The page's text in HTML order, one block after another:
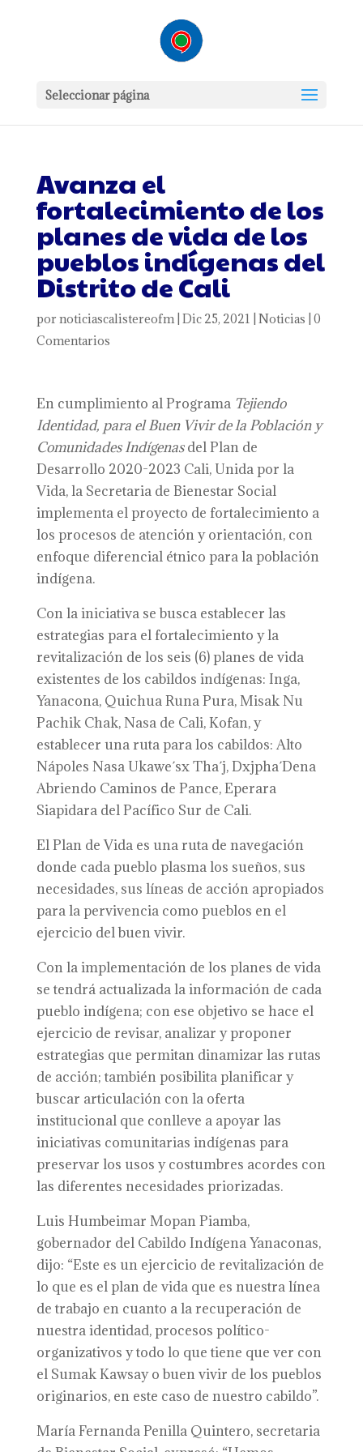
Seleccionar página
Avanza el
fortalecimiento de los
planes de vida de los
pueblos indígenas del
Distrito de Cali
por noticiascalistereofm| Dic 25, 2021 Noticias 0
Comentarios
En cumplimiento al Programa Tejiendo
Identidad, para el Buen Vivir de la Población y
Comunidades Indígenasdel Plan de
Desarrollo 2020-2023 Cali, Unida por la
Vida, la Secretaria de Bienestar Social
implementa el proyecto de fortalecimiento a
los procesos de atención y orientación, con
enfoque diferencial étnico para la población
indígena.
Con la iniciativa se busca establecer las
estrategias para el fortalecimiento y la
revitalización de los seis (6) planes de vida
existentes de los cabildos indígenas: Inga,
Yanacona, Quichua Runa Pura, Misak Nu
Pachik Chak, Nasa de Cali, Kofan, y
establecer una ruta para los cabildos: Alto
Nápoles Nasa Ukawe´sx Tha´j, Dxjpha´Dena
Abriendo Caminos de Pance, Eperara
Siapidara del Pacífico Sur de Cali.
El Plan de Vida es una ruta de navegación
donde cada pueblo plasma los sueños, sus
necesidades, sus líneas de acción apropiados
para la pervivencia como pueblos en el
ejercicio del buen vivir.
Con la implementación de los planes de vida
se tendrá actualizada la información de cada
pueblo indígena; con ese objetivo se hace el
ejercicio de revisar, analizar y proponer
estrategias que permitan dinamizar las rutas
de acción; también posibilita planificar y
buscar articulación con la oferta
institucional que conlleve a apoyar las
iniciativas comunitarias indígenas para
preservar los usos y costumbres acordes con
las diferentes necesidades priorizadas.
Luis Humbeimar Mopan Piamba,
gobernador del Cabildo Indígena Yanaconas,
dijo: “Este es un ejercicio de revitalización de
lo que es el plan de vida que es nuestra línea
de trabajo en cuanto a la recuperación de
nuestra identidad, procesos político-
organizativos y todo lo que tiene que ver con
el Sumak Kawsay o buen vivir de los pueblos
originarios, en este caso de nuestro cabildo”.
María Fernanda Penilla Quintero, secretaria